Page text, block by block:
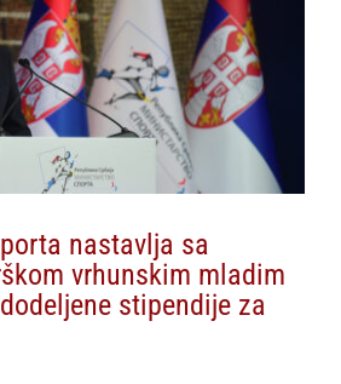
nastavlja sa
vrhunskim mladim
stipendije za